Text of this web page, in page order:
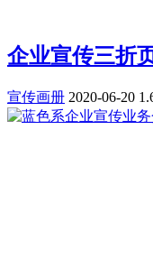
企业宣传三折
宣传画册 2020-06-20